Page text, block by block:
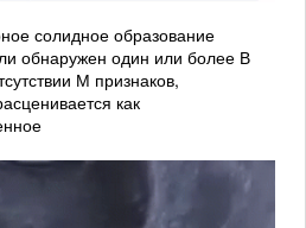
солидное образование
обнаружен один или более В
М признаков,
как